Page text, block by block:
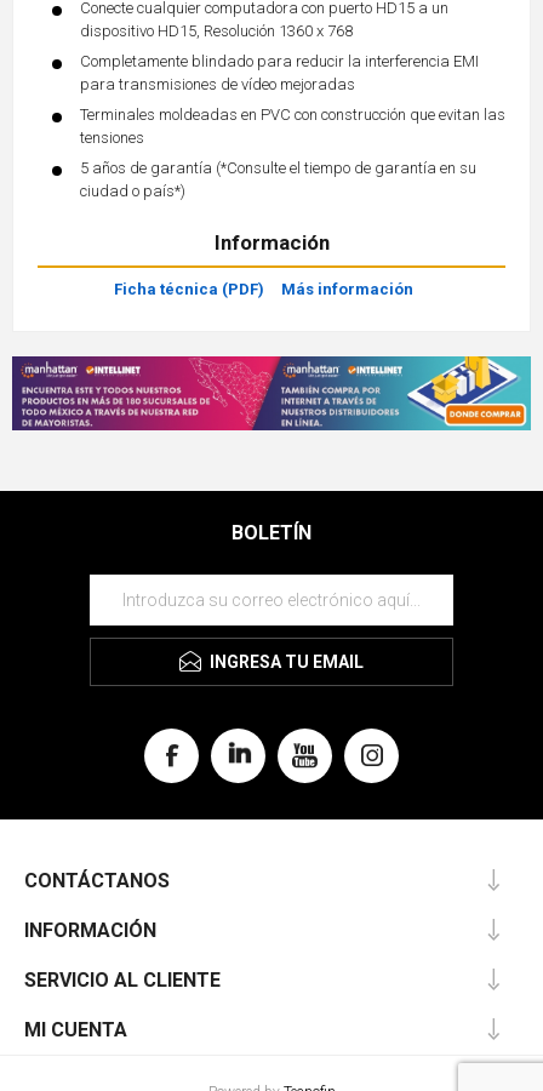
Conecte cualquier computadora con puerto HD15 a un
dispositivo HD15, Resolución 1360 x 768
Completamente blindado para reducir la interferencia EMI
para transmisiones de vídeo mejoradas
Terminales moldeadas en PVC con construcción que evitan las
tensiones
5 años de garantía (*Consulte el tiempo de garantía en su
ciudad o país*)
Información
Ficha técnica (PDF) Más información
BOLETÍN
INGRESA TU EMAIL
CONTÁCTANOS
INFORMACIÓN
SERVICIO AL CLIENTE
MI CUENTA